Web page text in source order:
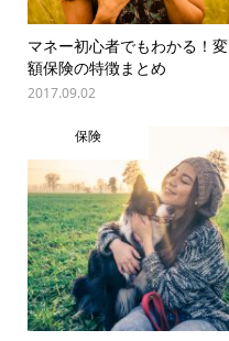
マネー初心者でもわかる！変
額保険の特徴まとめ
2017.09.02
保険